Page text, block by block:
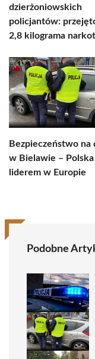
dzierżoniowskich
policjantów:
2,8 kilograma
Bezpieczeństwo na
w Bielawie – Polska
liderem w Europie
Podobne